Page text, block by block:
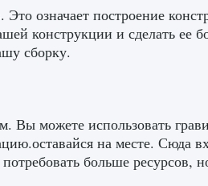
означает построение
конструкции и сделать ее
сборку.
Вы можете использовать
на месте. Сюда
больше ресурсов,